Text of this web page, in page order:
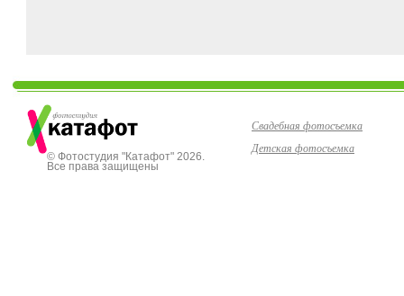
© Фотостудия "Катафот" 2026.
Все права защищены
Свадебная фотосъемка
Детская фотосъемка